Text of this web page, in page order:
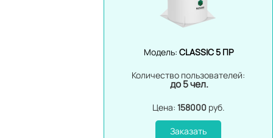
Модель: CLASSIC 5 ПР
Количество пользователей:
до 5 чел.
Цена: 158000 руб.
Заказать